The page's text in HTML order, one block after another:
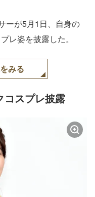
ーが5月1日、自身の
レ姿を披露した。
みる
コスプレ披露